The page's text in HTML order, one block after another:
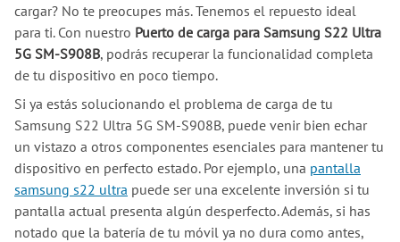
cargar? No te preocupes más. Tenemos el repuesto ideal
para ti. Con nuestro Puerto de carga para Samsung S22 Ultra
5G SM-S908B, podrás recuperar la funcionalidad completa
de tu dispositivo en poco tiempo.
Si ya estás solucionando el problema de carga de tu
Samsung S22 Ultra 5G SM-S908B, puede venir bien echar
un vistazo a otros componentes esenciales para mantener tu
dispositivo en perfecto estado. Por ejemplo, una pantalla
samsung s22 ultra puede ser una excelente inversión si tu
pantalla actual presenta algún desperfecto. Además, si has
notado que la batería de tu móvil ya no dura como antes,